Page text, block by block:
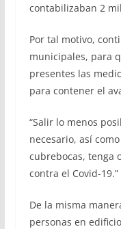
contabilizaban 2
Por tal motivo,
municipales, para
presentes las
para contener el
“Salir lo menos
necesario, así
cubrebocas, tenga
contra el Covid-19.”
De la misma
personas en